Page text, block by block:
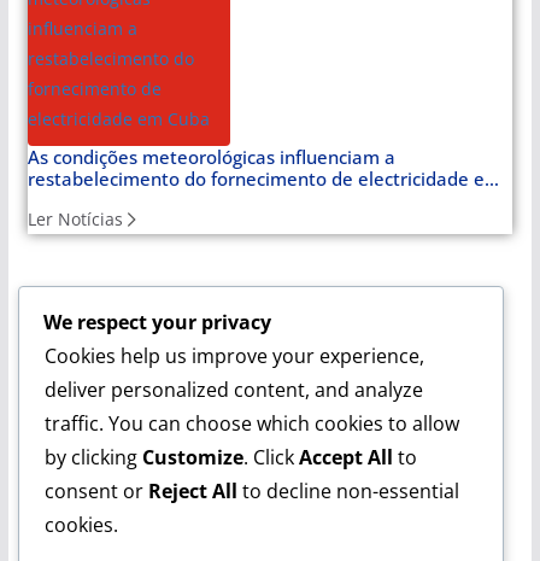
As condições meteorológicas influenciam a
restabelecimento do fornecimento de electricidade em
Ler Notícias
Cuba Soberana:Um espaço para quem reconhece Cuba
como farol de dignidade. Com cobertura especial sobre a
Venezuela e a luta latino-americana, oferece notícias e
artigos de opinião que analisam o mundo a partir da
perspectiva da soberania.
We respect your privacy
Cookies help us improve your experience,
deliver personalized content, and analyze
traffic. You can choose which cookies to allow
by clicking Customize. ClickAccept All to
consent or Reject All to decline non-essential
cookies.